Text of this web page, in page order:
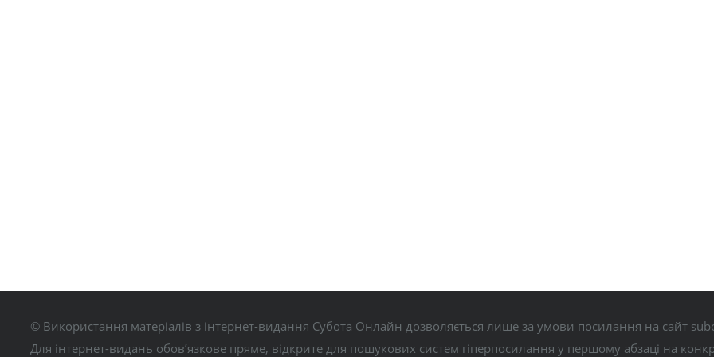
© Використання матеріалів з інтернет-видання Субота Онлайн дозволяється лише за умови посилання на сайт
Для інтернет-видань обов’язкове пряме, відкрите для пошукових систем гіперпосилання у першому абзаці на